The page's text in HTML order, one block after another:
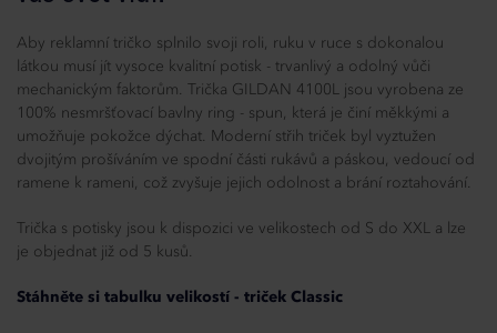
Aby reklamní tričko splnilo svoji roli, ruku v ruce s dokonalou
látkou musí jít vysoce kvalitní potisk - trvanlivý a odolný vůči
mechanickým faktorům. Trička GILDAN 4100L jsou vyrobena ze
100% nesmršťovací bavlny ring - spun, která je činí měkkými a
umožňuje pokožce dýchat. Moderní střih triček byl vyztužen
dvojitým prošíváním ve spodní části rukávů a páskou, vedoucí od
ramene k rameni, což zvyšuje jejich odolnost a brání roztahování.
Trička s potisky jsou k dispozici ve velikostech od S do XXL a lze
je objednat již od 5 kusů.
Stáhněte si tabulku velikostí - triček Classic